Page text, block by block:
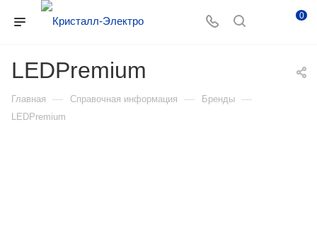
0
LEDPremium
Главная — Справочная информация — Бренды —
LEDPremium